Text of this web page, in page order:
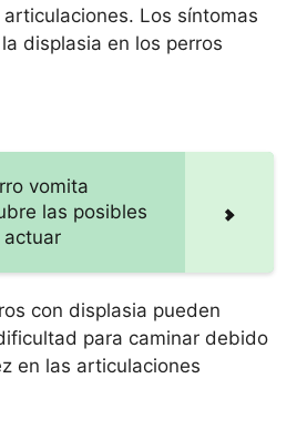
Los síntomas
displasia en los perros
vomita
las posibles
actuar
con displasia pueden
para caminar debido
en las articulaciones